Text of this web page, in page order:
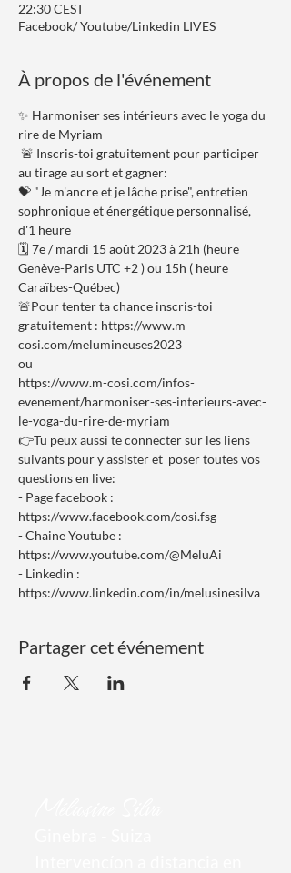
22:30 CEST
Facebook/ Youtube/Linkedin LIVES
À propos de l'événement
✨ Harmoniser ses intérieurs avec le yoga du
rire de Myriam
🚨 Inscris-toi gratuitement pour participer
au tirage au sort et gagner:
💝 "Je m'ancre et je lâche prise", entretien
sophronique et énergétique personnalisé,
d'1 heure
🗓 7e / mardi 15 août 2023 à 21h (heure
Genève-Paris UTC +2 ) ou 15h ( heure
Caraïbes-Québec)
🚨Pour tenter ta chance inscris-toi
gratuitement : https://www.m-
cosi.com/melumineuses2023
ou
https://www.m-cosi.com/infos-
evenement/harmoniser-ses-interieurs-avec-
le-yoga-du-rire-de-myriam
👉Tu peux aussi te connecter sur les liens
suivants pour y assister et  poser toutes vos
questions en live:
- Page facebook :
https://www.facebook.com/cosi.fsg
- Chaine Youtube :
https://www.youtube.com/@MeluAi
- Linkedin :
https://www.linkedin.com/in/melusinesilva
Partager cet événement